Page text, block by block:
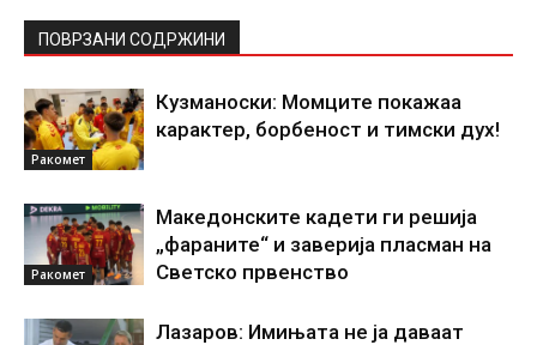
ПОВРЗАНИ СОДРЖИНИ
Ракомет
Кузманоски: Момците покажаа
карактер, борбеност и тимски дух!
Ракомет
Македонските кадети ги решија
„фараните“ и заверија пласман на
Светско првенство
Лазаров: Имињата не ја даваат